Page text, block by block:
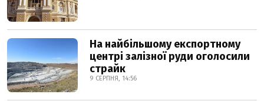
На найбільшому експортному
центрі залізної руди оголосили
страйк
9 СЕРПНЯ, 14:56